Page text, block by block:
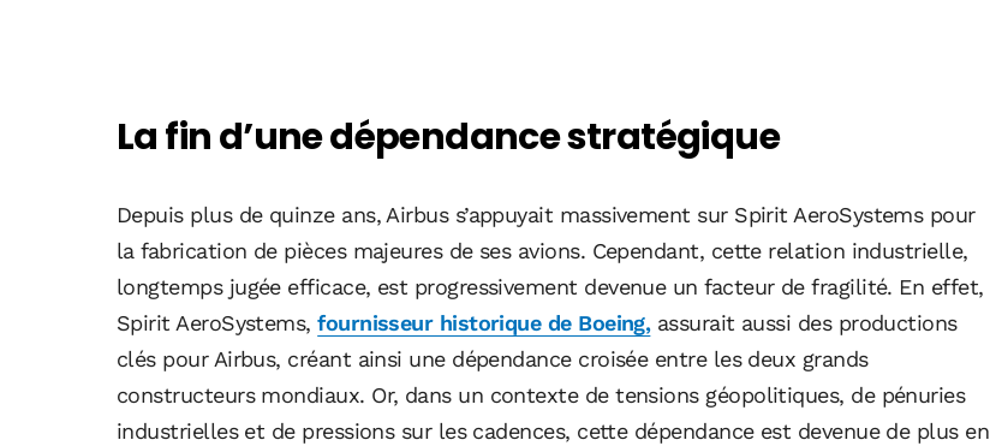
La fin d’une dépendance stratégique
Depuis plus de quinze ans, Airbus s’appuyait massivement sur Spirit AeroSystems pour
la fabrication de pièces majeures de ses avions. Cependant, cette relation industrielle,
longtemps jugée efficace, est progressivement devenue un facteur de fragilité. En effet,
Spirit AeroSystems,fournisseur historique de Boeing,assurait aussi des productions
clés pour Airbus, créant ainsi une dépendance croisée entre les deux grands
constructeurs mondiaux. Or, dans un contexte de tensions géopolitiques, de pénuries
industrielles et de pressions sur les cadences, cette dépendance est devenue de plus en